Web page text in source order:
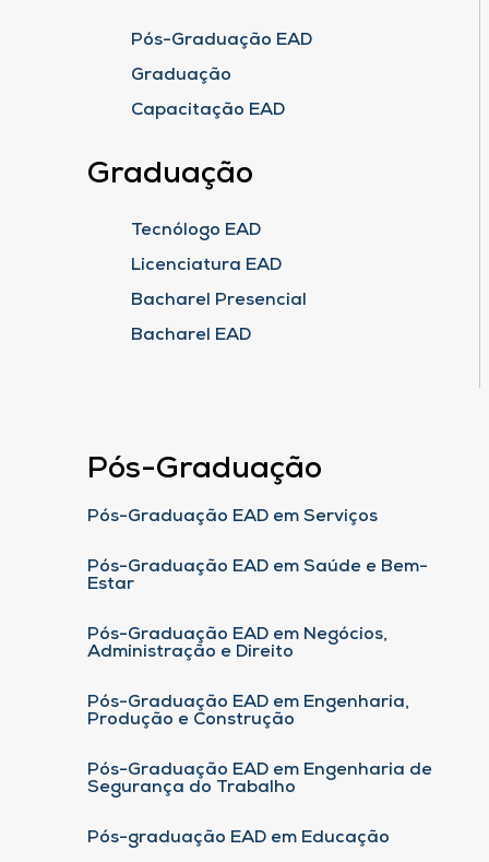
Pós-Graduação EAD
Graduação
Capacitação EAD
Graduação
Tecnólogo EAD
Licenciatura EAD
Bacharel Presencial
Bacharel EAD
Pós-Graduação
Pós-Graduação EAD em Serviços
Pós-Graduação EAD em Saúde e Bem-
Estar
Pós-Graduação EAD em Negócios,
Administração e Direito
Pós-Graduação EAD em Engenharia,
Produção e Construção
Pós-Graduação EAD em Engenharia de
Segurança do Trabalho
Pós-graduação EAD em Educação